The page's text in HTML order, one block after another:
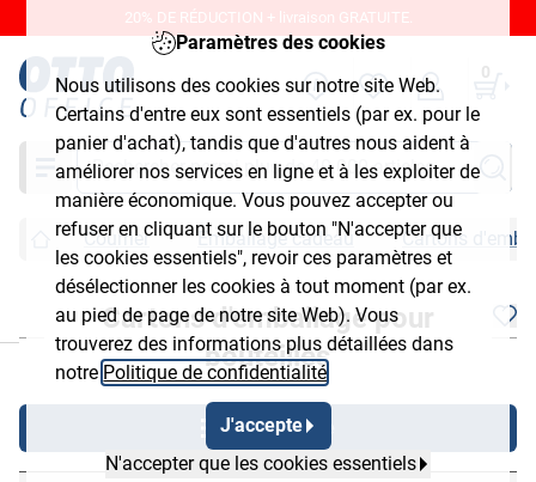
Paramètres des cookies
Nous utilisons des cookies sur notre site Web.
Certains d'entre eux sont essentiels (par ex. pour le
panier d'achat), tandis que d'autres nous aident à
améliorer nos services en ligne et à les exploiter de
manière économique. Vous pouvez accepter ou
refuser en cliquant sur le bouton "N'accepter que
les cookies essentiels", revoir ces paramètres et
désélectionner les cookies à tout moment (par ex.
au pied de page de notre site Web). Vous
trouverez des informations plus détaillées dans
notre Politique de confidentialité
J'accepte
N'accepter que les cookies essentiels
20% DE RÉDUCTION + livraison GRATUITE.
0
Chercher
Courrier Emballage cadeau Cartons
Cartons d'emballage pour
bouteilles
Afficher filtre